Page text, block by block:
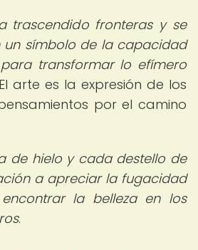
trascendido fronteras y se
símbolo de la capacidad
transformar lo efímero
arte es la expresión de los
por el camino
de hielo y cada destello de
a apreciar la fugacidad
la belleza en los
.